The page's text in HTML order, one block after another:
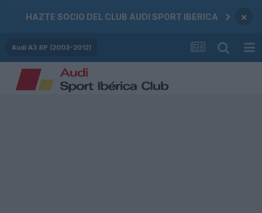
HAZTE SOCIO DEL CLUB AUDI SPORT IBERICA ×
Audi A3 8P (2003-2012)